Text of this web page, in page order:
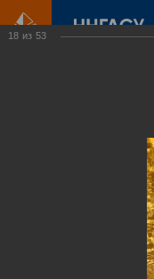
18 из 53